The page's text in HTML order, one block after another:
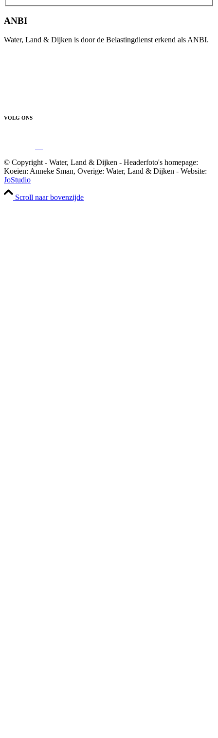
ANBI
Water, Land & Dijken is door de Belastingdienst erkend als ANBI.
VOLG ONS
© Copyright - Water, Land & Dijken - Headerfoto's homepage:
Koeien: Anneke Sman, Overige: Water, Land & Dijken - Website:
JoStudio
Scroll naar bovenzijde